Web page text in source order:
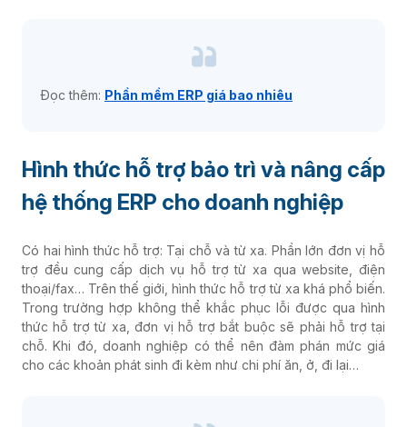
Đọc thêm: Phần mềm ERP giá bao nhiêu
Hình thức hỗ trợ bảo trì và nâng cấp
hệ thống ERP cho doanh nghiệp
Có hai hình thức hỗ trợ: Tại chỗ và từ xa. Phần lớn đơn vị hỗ
trợ đều cung cấp dịch vụ hỗ trợ từ xa qua website, điện
thoại/fax… Trên thế giới, hình thức hỗ trợ từ xa khá phổ biến.
Trong trường hợp không thể khắc phục lỗi được qua hình
thức hỗ trợ từ xa, đơn vị hỗ trợ bắt buộc sẽ phải hỗ trợ tại
chỗ. Khi đó, doanh nghiệp có thể nên đàm phán mức giá
cho các khoản phát sinh đi kèm như chi phí ăn, ở, đi lại…